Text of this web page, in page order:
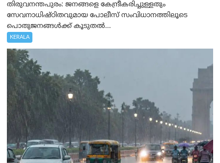
തിരുവനന്തപുരം: ജനങ്ങളെ കേന്ദ്രീകരിച്ചുള്ളതും
സേവനാധിഷ്ഠിതവുമായ പോലീസ് സംവിധാനത്തിലൂടെ
പൊതുജനങ്ങൾക്ക് കൂടുതൽ...
KERALA